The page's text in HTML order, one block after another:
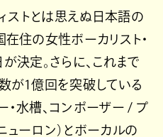
ストとは思えぬ日本語の
住の女性ボーカリスト・
決定。さらに、これまで
が1億回を突破している
・水槽、コンポーザー / プ
ューロン）とボーカルの